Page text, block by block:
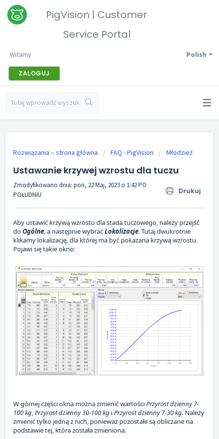
PigVision | Customer
Service Portal
Polish
Witamy
ZALOGUJ
Rozwiązania – strona główna FAQ - PigVision Młodzież
Ustawanie krzywej wzrostu dla tuczu
Drukuj
Zmodyfikowano dnia: pon, 22 Maj, 2023 o 1:42 PO
POŁUDNIU
Aby ustawić krzywą wzrostu dla stada tuczowego, należy przejść
doOgólne, a następnie wybraćLokalizacje. Tutaj dwukrotnie
klikamy lokalizację, dla której ma być pokazana krzywą wzrostu.
Pojawi się takie okno:
W górnej części okna można zmienić wartościPrzyrost dzienny 7-
100 kg,Przyrost dzienny 30-100 kg iPrzyrost dzienny 7-30 kg. Należy
zmienić tylko jedną z nich, ponieważ pozostałe są obliczane na
podstawie tej, która została zmieniona.